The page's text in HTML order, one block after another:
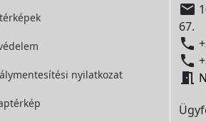
nyilatkozat

67.


